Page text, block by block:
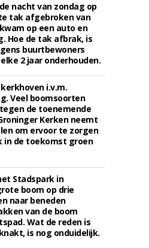
nacht van zondag op
tak afgebroken van
op een auto en
Hoe de tak afbrak, is
buurtbewoners
2 jaar onderhouden.
i.v.m.
Veel boomsoorten
de toenemende
Kerken neemt
om ervoor te zorgen
in de toekomst groen
Stadspark in
boom op drie
naar beneden
van de boom
Wat de reden is
is nog onduidelijk.